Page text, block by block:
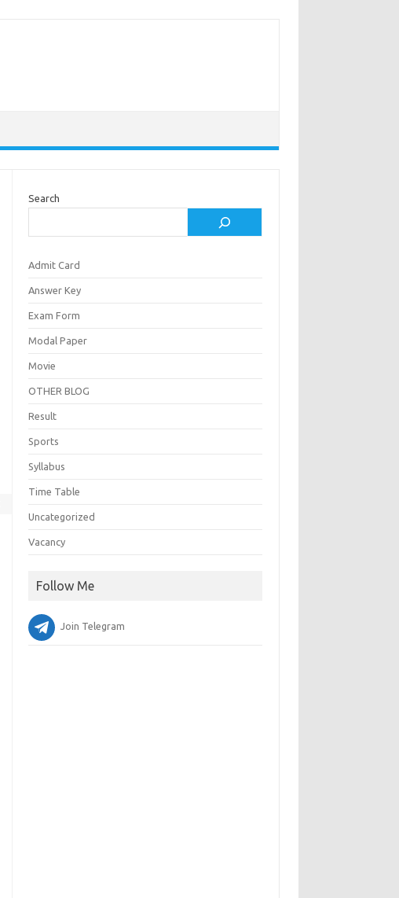
Search
Admit Card
Answer Key
Exam Form
Modal Paper
Movie
OTHER BLOG
Result
Sports
Syllabus
Time Table
Uncategorized
Vacancy
Follow Me
Join Telegram